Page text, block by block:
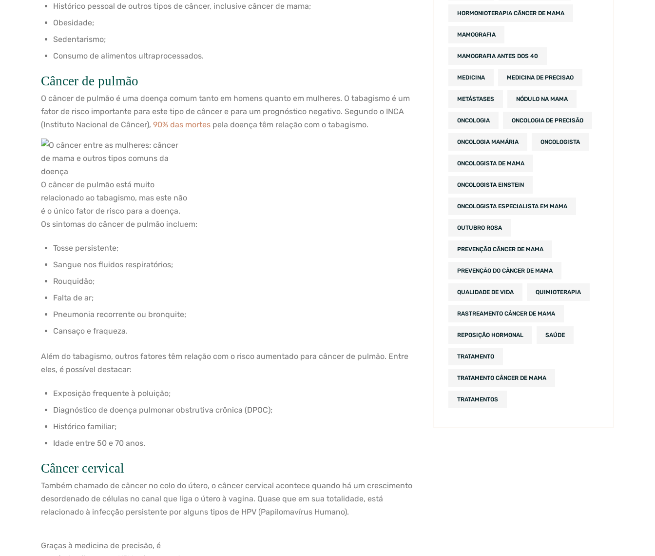
Histórico pessoal de outros tipos de câncer, inclusive câncer de mama;
Obesidade;
Sedentarismo;
Consumo de alimentos ultraprocessados.
Câncer de pulmão
O câncer de pulmão é uma doença comum tanto em homens quanto em mulheres. O tabagismo é um
fator de risco importante para este tipo de câncer e para um prognóstico negativo. Segundo o INCA
(Instituto Nacional de Câncer), 90% das mortes pela doença têm relação com o tabagismo.
O câncer de pulmão está muito
relacionado ao tabagismo, mas este não
é o único fator de risco para a doença.
Os sintomas do câncer de pulmão incluem:
Tosse persistente;
Sangue nos fluidos respiratórios;
Rouquidão;
Falta de ar;
Pneumonia recorrente ou bronquite;
Cansaço e fraqueza.
Além do tabagismo, outros fatores têm relação com o risco aumentado para câncer de pulmão. Entre
eles, é possível destacar:
Exposição frequente à poluição;
Diagnóstico de doença pulmonar obstrutiva crônica (DPOC);
Histórico familiar;
Idade entre 50 e 70 anos.
Câncer cervical
Também chamado de câncer no colo do útero, o câncer cervical acontece quando há um crescimento
desordenado de células no canal que liga o útero à vagina. Quase que em sua totalidade, está
relacionado à infecção persistente por alguns tipos de HPV (Papilomavírus Humano).
Graças à medicina de precisão, é
HORMONIOTERAPIA CÂNCER DE MAMA
MAMOGRAFIA
MAMOGRAFIA ANTES DOS 40
MEDICINA MEDICINA DE PRECISAO
METÁSTASES NÓDULO NA MAMA
ONCOLOGIA ONCOLOGIA DE PRECISÃO
ONCOLOGIA MAMÁRIA ONCOLOGISTA
ONCOLOGISTA DE MAMA
ONCOLOGISTA EINSTEIN
ONCOLOGISTA ESPECIALISTA EM MAMA
OUTUBRO ROSA
PREVENÇÃO CÂNCER DE MAMA
PREVENÇÃO DO CÂNCER DE MAMA
QUALIDADE DE VIDA QUIMIOTERAPIA
RASTREAMENTO CÂNCER DE MAMA
REPOSIÇÃO HORMONAL SAÚDE
TRATAMENTO
TRATAMENTO CÂNCER DE MAMA
TRATAMENTOS